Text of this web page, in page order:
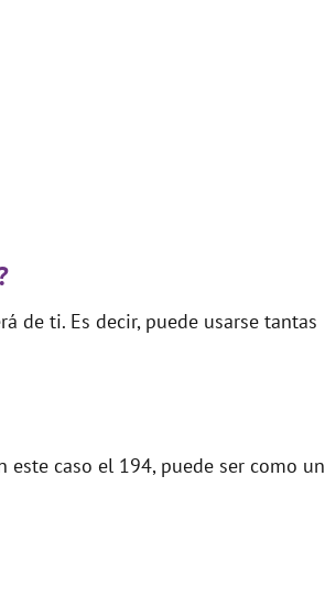
de ti. Es decir, puede usarse tantas
este caso el 194, puede ser como un